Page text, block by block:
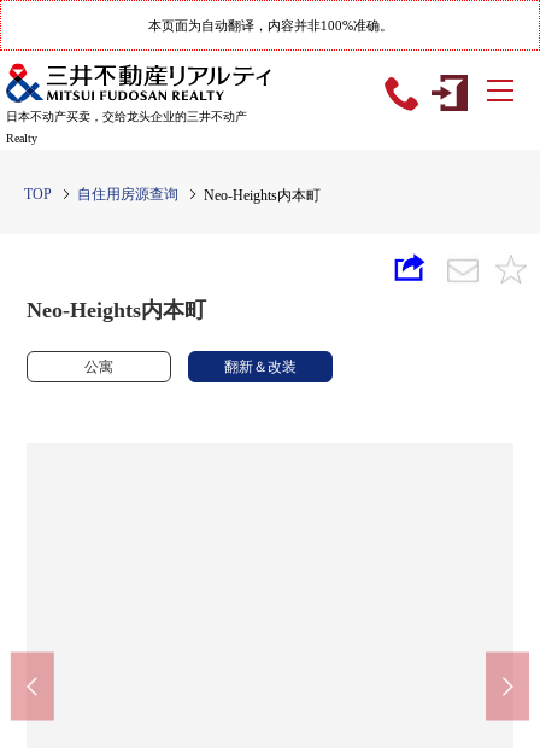
本页面为自动翻译，内容并非100%准确。
日本不动产买卖，交给龙头企业的三井不动产
Realty
TOP 自住用房源查询 Neo-Heights内本町
Neo-Heights内本町
公寓 翻新＆改装